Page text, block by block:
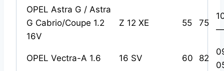
OPEL Astra G / Astra
G Cabrio/Coupe 1.2
16V
Z 12 XE 55 75
OPEL Vectra-A 1.6 16 SV 60 82